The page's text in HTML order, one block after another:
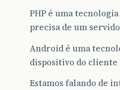
PHP é uma
precisa de um
Android é uma
dispositivo do cliente
Estamos falando de